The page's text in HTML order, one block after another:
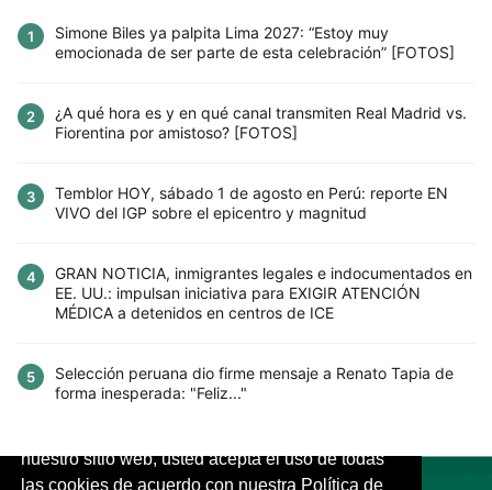
Este sitio utiliza cookies para mejorar la
nuestro sitio web, usted acepta el uso de todas
las cookies de acuerdo con nuestra Política de
1
Simone Biles ya palpita Lima 2027: “Estoy muy
emocionada de ser parte de esta celebración” [FOTOS]
2
¿A qué hora es y en qué canal transmiten Real Madrid vs.
Fiorentina por amistoso? [FOTOS]
3
Temblor HOY, sábado 1 de agosto en Perú: reporte EN
VIVO del IGP sobre el epicentro y magnitud
4
GRAN NOTICIA, inmigrantes legales e indocumentados en
EE. UU.: impulsan iniciativa para EXIGIR ATENCIÓN
MÉDICA a detenidos en centros de ICE
5
Selección peruana dio firme mensaje a Renato Tapia de
forma inesperada: "Feliz..."